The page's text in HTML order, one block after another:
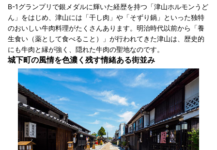
B-1グランプリで銀メダルに輝いた経歴を持つ「津山ホルモンうど
ん」をはじめ、津山には「干し肉」や「そずり鍋」といった独特
のおいしい牛肉料理がたくさんあります。明治時代以前から「養
生食い（薬として食べること）」が行われてきた津山は、歴史的
にも牛肉と縁が強く、隠れた牛肉の聖地なのです。
城下町の風情を色濃く残す情緒ある街並み